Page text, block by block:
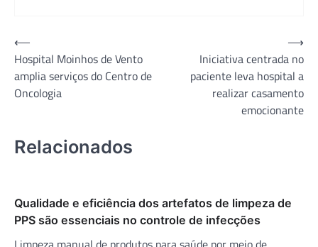
Navegação
de
Post
⟵
Hospital Moinhos de Vento
amplia serviços do Centro de
Oncologia
Iniciativa centrada no
paciente leva hospital a
realizar casamento
emocionante
⟶
Relacionados
Qualidade e eficiência dos artefatos de limpeza de
PPS são essenciais no controle de infecções